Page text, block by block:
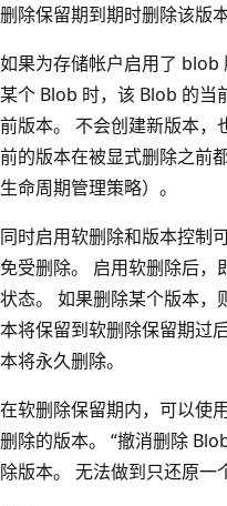
删除保留期到期时删除该版
如果为存储帐户启用了
某个 Blob 时，该 Blob 的当
前版本。 不会创建新版本，
前的版本在被显式删除之前
生命周期管理策略）。
同时启用软删除和版本控制
免受删除。 启用软删除后
状态。 如果删除某个版本，
本将保留到软删除保留期过
本将永久删除。
在软删除保留期内，可以使
删除的版本。 “撤消删除
除版本。 无法做到只还原一